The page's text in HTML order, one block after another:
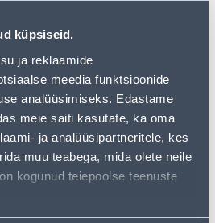
küpsiseid.
ja reklaamide
meedia funktsioonide
analüüsimiseks. Edastame
meie saiti kasutate, ka oma
ja analüüsipartneritele, kes
muu teabega, mida olete neile
kogunud teiepoolse teenuste
6,6 cm.
TOODE
4,19 € от 22.08.2026
от 2,29 € с 22.08.2026